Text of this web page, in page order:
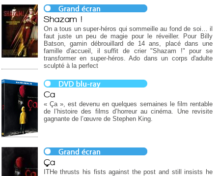
Shazam !
On a tous un super-héros qui sommeille au fond de soi… il
faut juste un peu de magie pour le réveiller. Pour Billy
Batson, gamin débrouillard de 14 ans, placé dans une
famille d'accueil, il suffit de crier "Shazam !" pour se
transformer en super-héros. Ado dans un corps d'adulte
sculpté à la perfect
Ca
« Ça », est devenu en quelques semaines le film rentable
de l’histoire des films d’horreur au cinéma. Une revisite
gagnante de l’œuvre de Stephen King.
Ça
ITHe thrusts his fists against the post and still insists he